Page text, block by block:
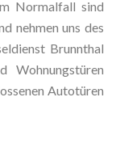
Normalfall sind
nehmen uns des
Brunnthal
Wohnungstüren
Autotüren